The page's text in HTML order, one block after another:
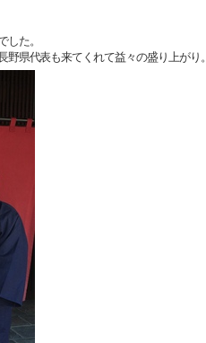
た。
県代表も来てくれて益々の盛り上がり。